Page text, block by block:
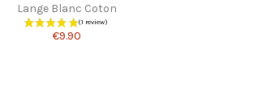
Lange Blanc Coton
€9.90